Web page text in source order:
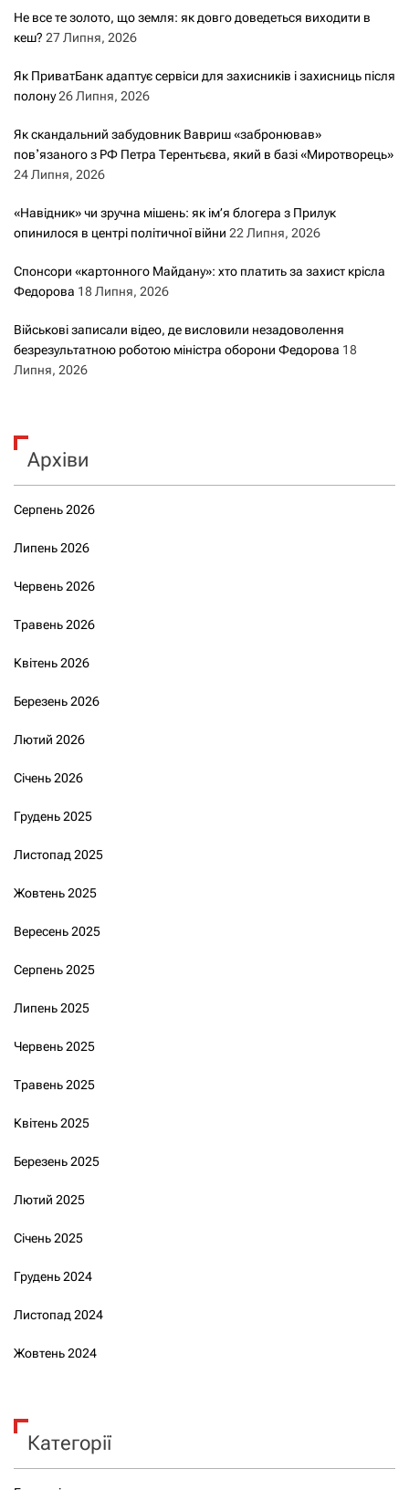
Не все те золото, що земля: як довго доведеться виходити в
кеш? 27 Липня, 2026
Як ПриватБанк адаптує сервіси для захисників і захисниць після
полону26 Липня, 2026
Як скандальний забудовник Вавриш «забронював»
повʼязаного з РФ Петра Терентьєва, який в базі «Миротворець»
24 Липня, 2026
«Навідник» чи зручна мішень: як ім’я блогера з Прилук
опинилося в центрі політичної війни 22 Липня, 2026
Спонсори «картонного Майдану»: хто платить за захист крісла
Федорова 18 Липня, 2026
Військові записали відео, де висловили незадоволення
безрезультатною роботою міністра оборони Федорова 18
Липня, 2026
Архіви
Серпень 2026
Липень 2026
Червень 2026
Травень 2026
Квітень 2026
Березень 2026
Лютий 2026
Січень 2026
Грудень 2025
Листопад 2025
Жовтень 2025
Вересень 2025
Серпень 2025
Липень 2025
Червень 2025
Травень 2025
Квітень 2025
Березень 2025
Лютий 2025
Січень 2025
Грудень 2024
Листопад 2024
Жовтень 2024
Категорії